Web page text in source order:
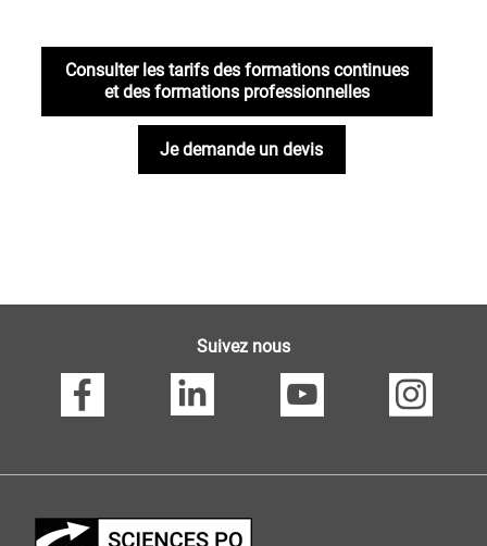
classes
talents
Consulter les tarifs des formations continues
et des formations professionnelles
Je demande un devis
Suivez nous